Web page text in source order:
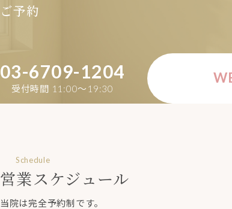
ご予約
03-6709-1204
受付時間 11:00〜19:30
Schedule
営業スケジュール
当院は完全予約制です。